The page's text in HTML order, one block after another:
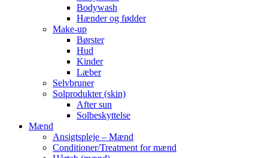
Bodywash
Hænder og fødder
Make-up
Børster
Hud
Kinder
Læber
Selvbruner
Solprodukter (skin)
After sun
Solbeskyttelse
Mænd
Ansigtspleje – Mænd
Conditioner/Treatment for mænd